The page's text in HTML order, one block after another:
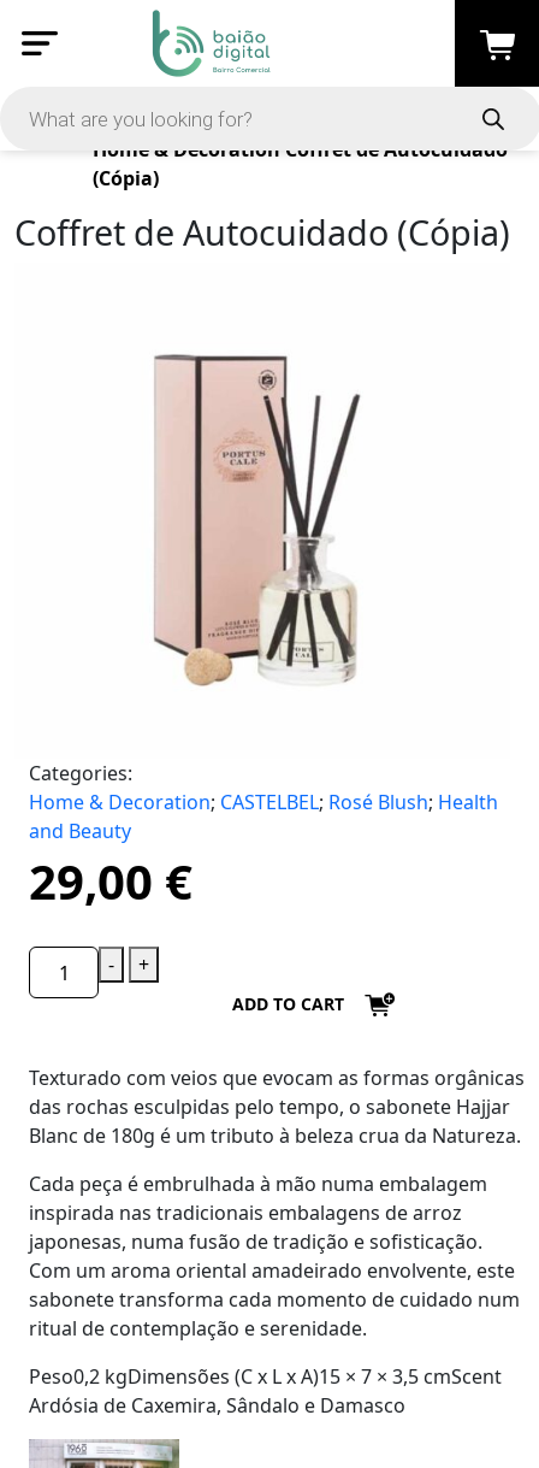
Products
Home & Decoration Coffret de Autocuidado
(Cópia)
Coffret de Autocuidado (Cópia)
Categories:
Home & Decoration; CASTELBEL; Rosé Blush; Health
and Beauty
29,00 €
- +
ADD TO CART
Texturado com veios que evocam as formas orgânicas
das rochas esculpidas pelo tempo, o sabonete Hajjar
Blanc de 180g é um tributo à beleza crua da Natureza.
Cada peça é embrulhada à mão numa embalagem
inspirada nas tradicionais embalagens de arroz
japonesas, numa fusão de tradição e sofisticação.
Com um aroma oriental amadeirado envolvente, este
sabonete transforma cada momento de cuidado num
ritual de contemplação e serenidade.
Peso0,2 kgDimensões (C x L x A)15 × 7 × 3,5 cmScent
Ardósia de Caxemira, Sândalo e Damasco